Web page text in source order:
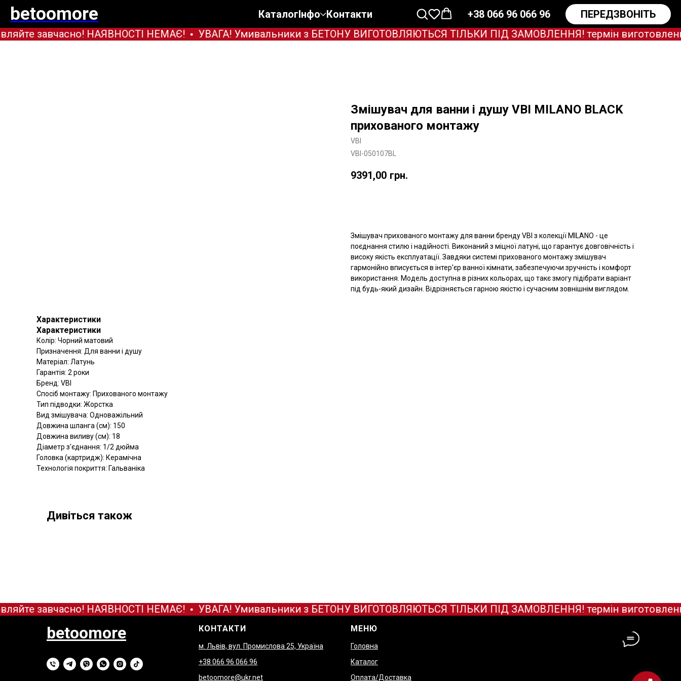
betoomore КаталогІнфо Контакти +38 066 96 066 96
ПЕРЕДЗВОНІТЬ
завчасно! НАЯВНОСТІ НЕМАЄ!
УВАГА! Умивальники з БЕТОНУ ВИГОТОВЛЯЮТЬСЯ ТІЛЬКИ ПІД ЗАМОВЛЕННЯ! термін виготовлення
Змішувач для ванни і душу VBI MILANO BLACK
прихованого монтажу
VBI
VBI-050107BL
9391,00 грн.
Змішувач прихованого монтажу для ванни бренду VBI з колекції MILANO - це
поєднання стилю і надійності. Виконаний з міцної латуні, що гарантує довговічність і
високу якість експлуатації. Завдяки системі прихованого монтажу змішувач
гармонійно вписується в інтер'єр ванної кімнати, забезпечуючи зручність і комфорт
використання. Модель доступна в різних кольорах, що такє змогу підібрати варіант
під будь-який дизайн. Відрізняється гарною якістю і сучасним зовнішнім виглядом.
Характеристики
Характеристики
Колір: Чорний матовий
Призначення: Для ванни і душу
Матеріал: Латунь
Гарантія: 2 роки
Бренд: VBI
Спосіб монтажу: Прихованого монтажу
Тип підводки: Жорстка
Вид змішувача: Одноважільний
Довжина шланга (см): 150
Довжина виливу (см): 18
Діаметр з'єднання: 1/2 дюйма
Головка (картридж): Керамічна
Технологія покриття: Гальваніка
Дивіться також
завчасно! НАЯВНОСТІ НЕМАЄ! УВАГА! Умивальники з БЕТОНУ ВИГОТОВЛЯЮТЬСЯ ТІЛЬКИ ПІД ЗАМОВЛЕННЯ! термін виготовлення
betoomore КОНТАКТИ
м. Львів, вул. Промислова 25, Україна
+38 066 96 066 96
betoomore@ukr.net
МЕНЮ
Головна
Каталог
Оплата/Доставка